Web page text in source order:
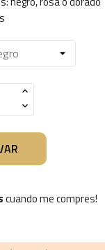
cuando me compres!